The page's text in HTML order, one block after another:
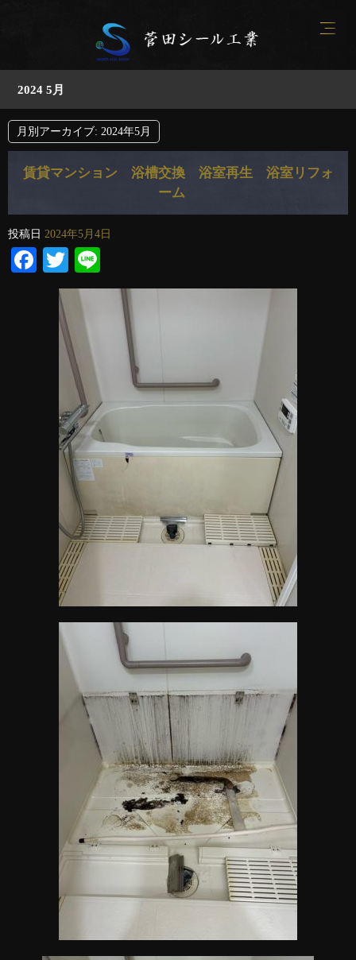
2024 5月
月別アーカイブ: 2024年5月
賃貸マンション 浴槽交換 浴室再生 浴室リフォ
ーム
投稿日 2024年5月4日
Facebook
Twitter